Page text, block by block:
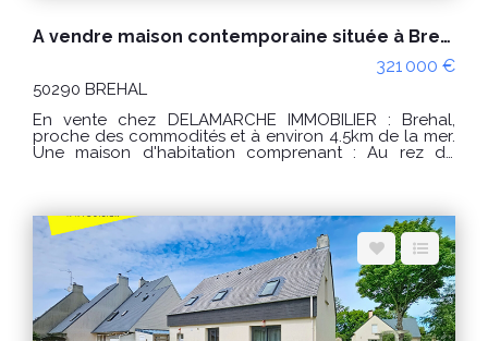
06.29.76.85.09
A vendre maison contemporaine située à Brehal
321 000 €
50290 BREHAL
En vente chez DELAMARCHE IMMOBILIER : Brehal,
proche des commodités et à environ 4.5km de la mer.
Une maison d'habitation comprenant : Au rez de
débarras, -un WC. A l'étage : -un palier, -3 chambres, -
un WC, -une salle de bains. Un garage. Le tout sur un
terrain d'environ 334m² PRIX : 321000 € Honoraires à la
charge du vendeur. Classe énergie : A (48) Classe
climat : A (1) Montant estimé des dépenses annuelles
d'énergie pour un usage standard : entre 560 € et 790
€ / an. Prix moyens des énergies indexés sur les
années 2021, 2022 et 2023 (abonnements compris) "Les